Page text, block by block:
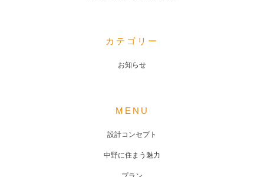
カテゴリー
お知らせ
MENU
設計コンセプト
中野に住まう魅力